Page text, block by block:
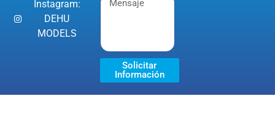
Instagram:
DEHU
MODELS
Solicitar
Información